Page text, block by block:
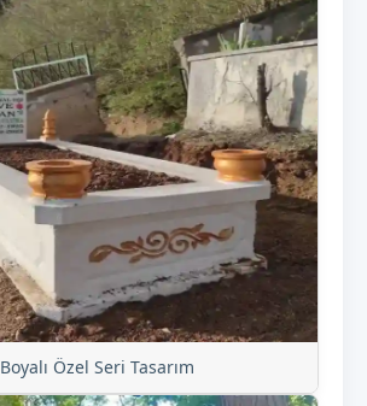
Boyalı Özel Seri Tasarım